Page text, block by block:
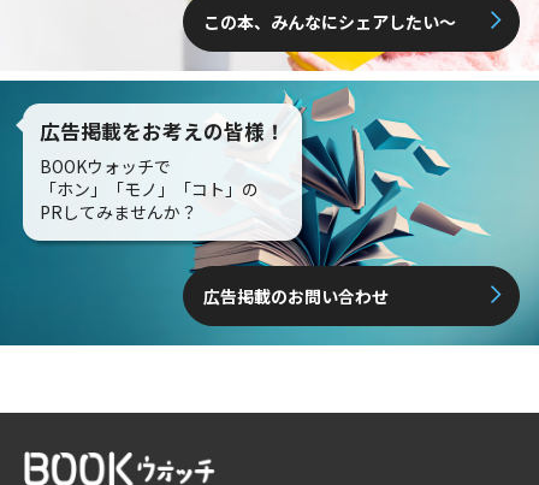
この本、みんなにシェアしたい〜
広告掲載をお考えの皆様！
BOOKウォッチで
「ホン」「モノ」「コト」の
PRしてみませんか？
広告掲載のお問い合わせ